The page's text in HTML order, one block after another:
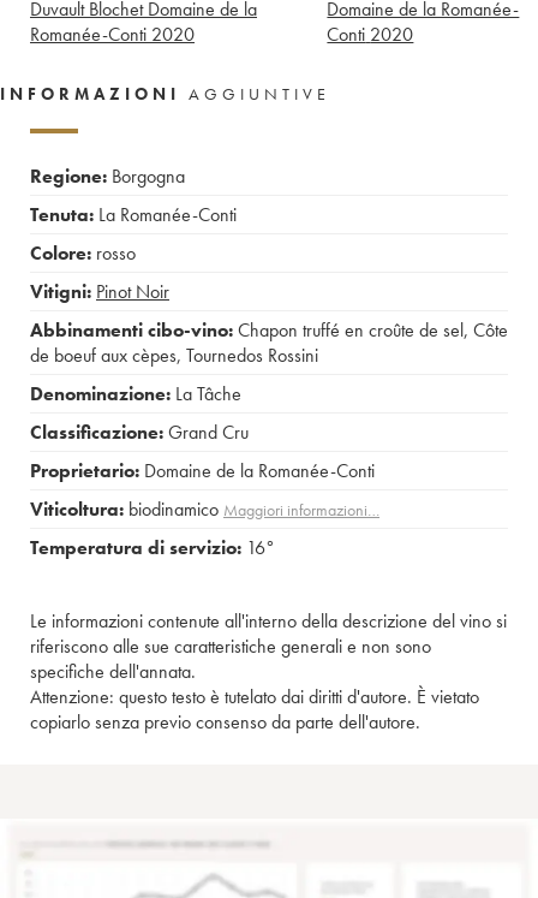
Duvault Blochet Domaine de la
Romanée-Conti 2020
Domaine de la Romanée-
Conti 2020
INFORMAZIONI AGGIUNTIVE
Regione: Borgogna
Tenuta: La Romanée-Conti
Colore: rosso
Vitigni: Pinot Noir
Abbinamenti cibo-vino:Chapon truffé en croûte de sel, Côte
de boeuf aux cèpes, Tournedos Rossini
Denominazione: La Tâche
Classificazione:Grand Cru
Proprietario: Domaine de la Romanée-Conti
Viticoltura: biodinamico Maggiori informazioni…
Temperatura di servizio: 16°
Le informazioni contenute all'interno della descrizione del vino si
riferiscono alle sue caratteristiche generali e non sono
specifiche dell'annata.
Attenzione: questo testo è tutelato dai diritti d'autore. È vietato
copiarlo senza previo consenso da parte dell'autore.